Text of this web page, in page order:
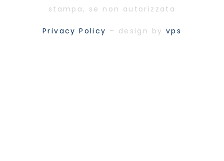
stampa, se non autorizzata
Privacy Policy – design by vps